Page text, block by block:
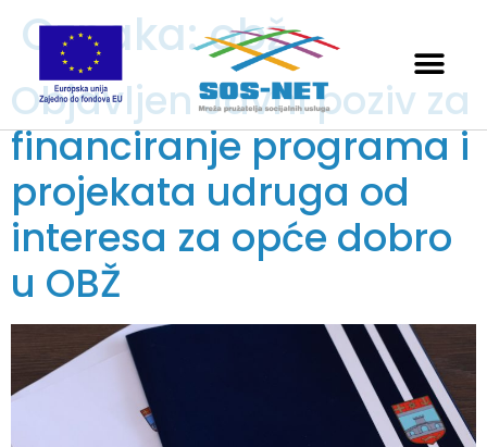
Oznaka:obž
Objavljen Javni poziv za
financiranje programa i
projekata udruga od
interesa za opće dobro
u OBŽ